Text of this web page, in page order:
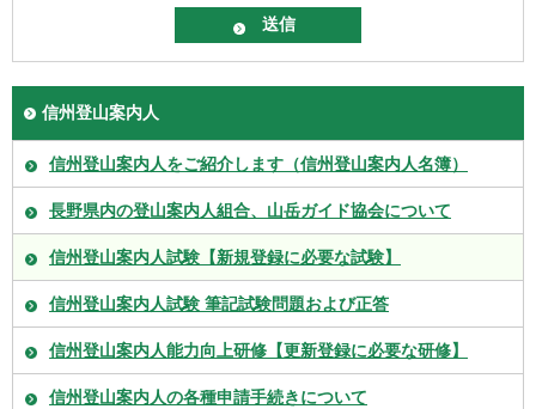
信州登山案内人
信州登山案内人をご紹介します（信州登山案内人名簿）
長野県内の登山案内人組合、山岳ガイド協会について
信州登山案内人試験【新規登録に必要な試験】
信州登山案内人試験 筆記試験問題および正答
信州登山案内人能力向上研修【更新登録に必要な研修】
信州登山案内人の各種申請手続きについて